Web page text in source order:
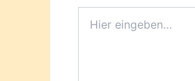
eingeben…